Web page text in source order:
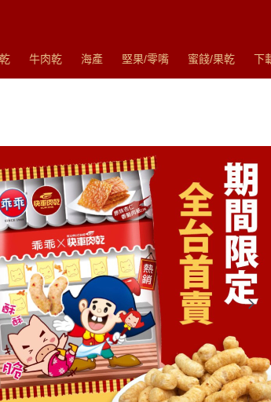
牛肉乾 海產 堅果/零嘴 蜜餞/果乾 下